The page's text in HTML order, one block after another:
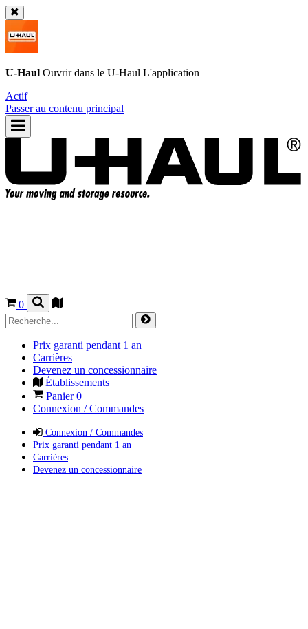
U-Haul Ouvrir dans le U-Haul L'application
Actif
Passer au contenu principal
0
Prix garanti pendant 1 an
Carrières
Devenez un concessionnaire
Établissements
Panier0
Connexion / Commandes
Connexion / Commandes
Prix garanti pendant 1 an
Carrières
Devenez un concessionnaire